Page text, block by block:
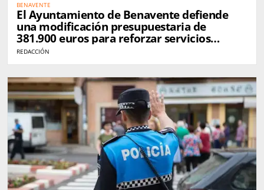
BENAVENTE
El Ayuntamiento de Benavente defiende
una modificación presupuestaria de
381.900 euros para reforzar servicios
municipales
REDACCIÓN